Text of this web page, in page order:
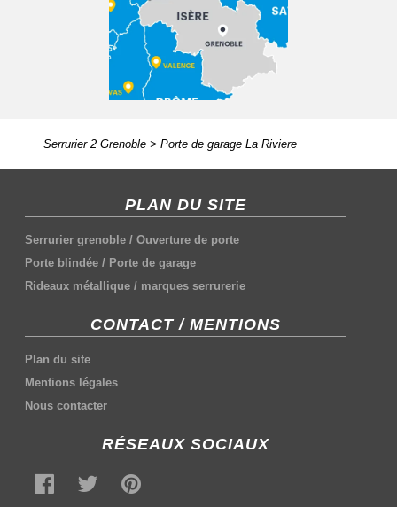
Serrurier 2 Grenoble> Porte de garage La Riviere
PLAN DU SITE
Serrurier grenoble /Ouverture de porte
Porte blindée / Porte de garage
Rideaux métallique / marques serrurerie
CONTACT / MENTIONS
Plan du site
Mentions légales
Nous contacter
RÉSEAUX SOCIAUX